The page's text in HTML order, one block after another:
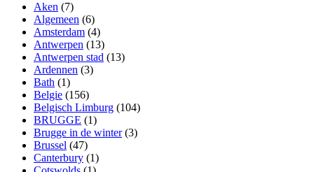
Aken (7)
Algemeen (6)
Amsterdam (4)
Antwerpen (13)
Antwerpen stad (13)
Ardennen (3)
Bath (1)
Belgie (156)
Belgisch Limburg (104)
BRUGGE (1)
Brugge in de winter(3)
Brussel (47)
Canterbury (1)